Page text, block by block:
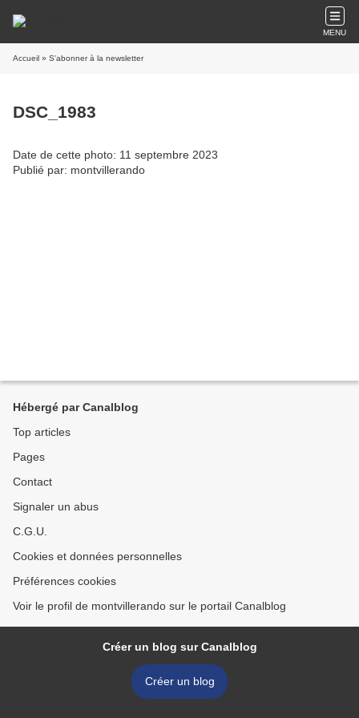
MENU
Accueil » S'abonner à la newsletter
DSC_1983
Date de cette photo: 11 septembre 2023
Publié par: montvillerando
Hébergé par Canalblog
Top articles
Pages
Contact
Signaler un abus
C.G.U.
Cookies et données personnelles
Préférences cookies
Voir le profil de montvillerando sur le portail Canalblog
Créer un blog sur Canalblog
Créer un blog